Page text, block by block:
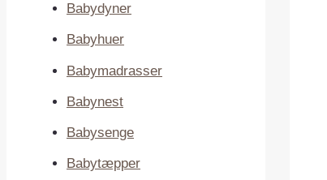
Babydyner
Babyhuer
Babymadrasser
Babynest
Babysenge
Babytæpper